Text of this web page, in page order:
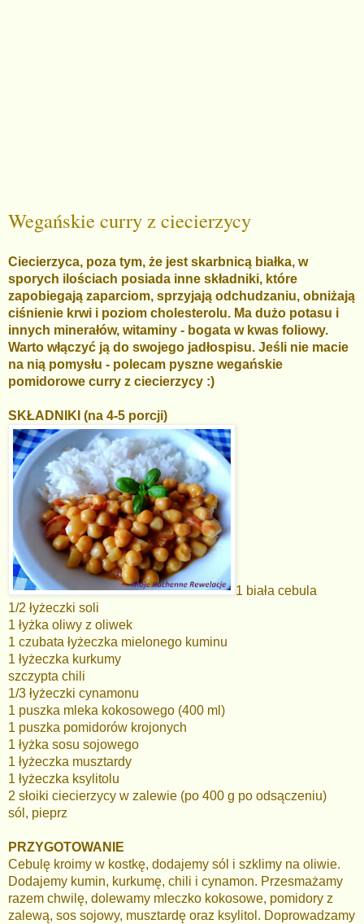
Wegańskie curry z ciecierzycy
Ciecierzyca, poza tym, że jest skarbnicą białka, w
sporych ilościach posiada inne składniki, które
zapobiegają zaparciom, sprzyjają odchudzaniu, obniżają
ciśnienie krwi i poziom cholesterolu. Ma dużo potasu i
innych minerałów, witaminy - bogata w kwas foliowy.
Warto włączyć ją do swojego jadłospisu. Jeśli nie macie
na nią pomysłu - polecam pyszne wegańskie
pomidorowe curry z ciecierzycy :)
SKŁADNIKI (na 4-5 porcji)
1 biała cebula
1/2 łyżeczki soli
1 łyżka oliwy z oliwek
1 czubata łyżeczka mielonego kuminu
1 łyżeczka kurkumy
szczypta chili
1/3 łyżeczki cynamonu
1 puszka mleka kokosowego (400 ml)
1 puszka pomidorów krojonych
1 łyżka sosu sojowego
1 łyżeczka musztardy
1 łyżeczka ksylitolu
2 słoiki ciecierzycy w zalewie (po 400 g po odsączeniu)
sól, pieprz
PRZYGOTOWANIE
Cebulę kroimy w kostkę, dodajemy sól i szklimy na oliwie.
Dodajemy kumin, kurkumę, chili i cynamon. Przesmażamy
razem chwilę, dolewamy mleczko kokosowe, pomidory z
zalewą, sos sojowy, musztardę oraz ksylitol. Doprowadzamy